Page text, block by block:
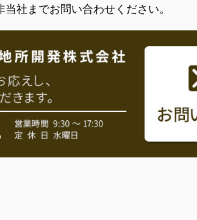
社までお問い合わせください。